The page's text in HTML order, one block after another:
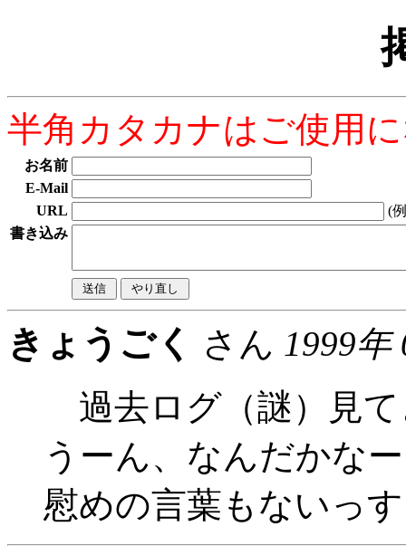
半角カタカナはご使用
お名前
E-Mail
URL
(
書き込み
きょうごく さん 1999年
過去ログ（謎）見
うーん、なんだかな
慰めの言葉もないっ